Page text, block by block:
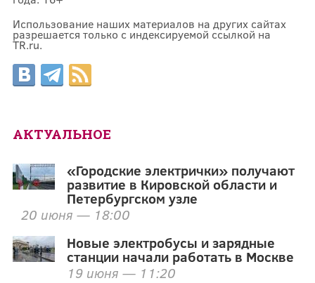
Использование наших материалов на других сайтах
разрешается только с индексируемой ссылкой на
TR.ru.
АКТУАЛЬНОЕ
«Городские электрички» получают
развитие в Кировской области и
Петербургском узле
20 июня — 18:00
Новые электробусы и зарядные
станции начали работать в Москве
19 июня — 11:20